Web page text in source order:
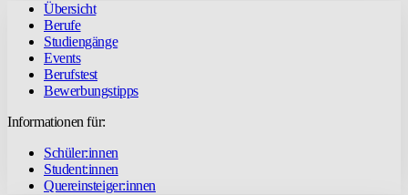
Übersicht
Berufe
Studiengänge
Events
Berufstest
Bewerbungstipps
Informationen für:
Schüler:innen
Student:innen
Quereinsteiger:innen